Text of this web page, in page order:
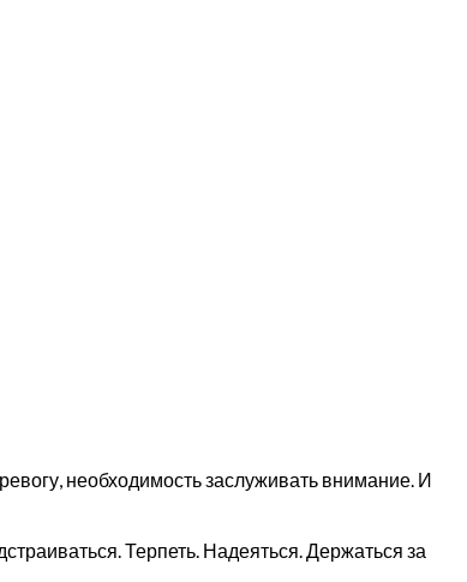
необходимость заслуживать внимание. И
Терпеть. Надеяться. Держаться за